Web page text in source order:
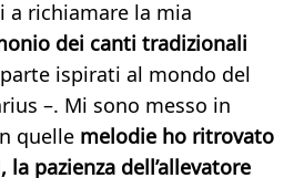
a richiamare la mia
dei canti tradizionali
ispirati al mondo del
–. Mi sono messo in
quelle melodie ho ritrovato
pazienza dell’allevatore